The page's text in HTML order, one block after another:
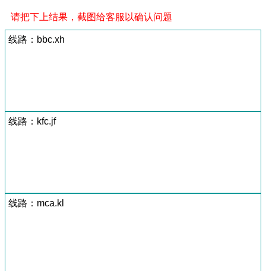
请把下上结果，截图给客服以确认问题
线路：bbc.xh
线路：kfc.jf
线路：mca.kl